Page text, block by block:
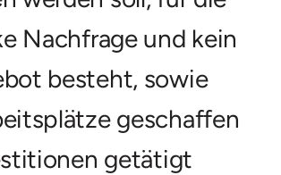
Nachfrage und kein
besteht, sowie
geschaffen
getätigt